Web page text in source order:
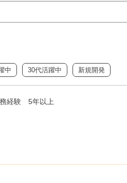
中 30代活躍中 新規開発
務経験 5年以上